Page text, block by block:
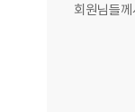
회원님들